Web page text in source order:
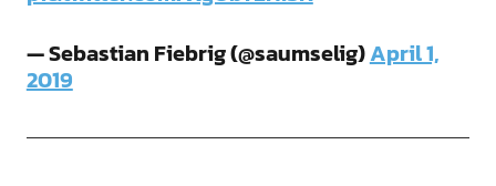
— Sebastian Fiebrig (@saumselig)April 1,
2019